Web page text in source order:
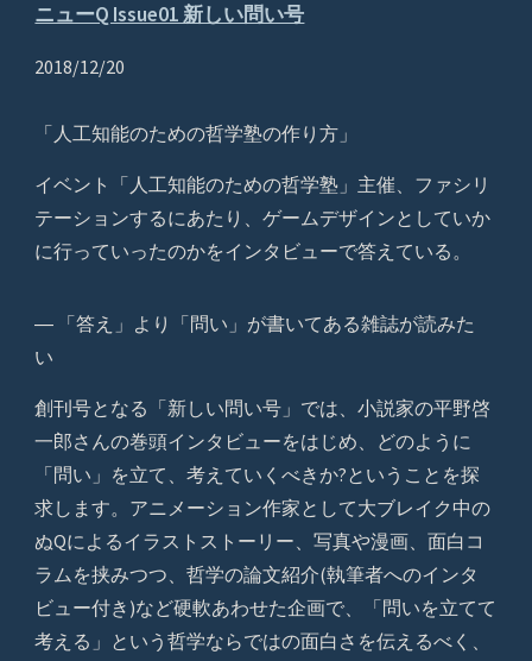
ニューQ Issue01 新しい問い号
2018/12/20
「人工知能のための哲学塾の作り方」
イベント「人工知能のための哲学塾」主催、ファシリ
テーションするにあたり、ゲームデザインとしていか
に行っていったのかをインタビューで答えている。
― 「答え」より「問い」が書いてある雑誌が読みた
い
創刊号となる「新しい問い号」では、小説家の平野啓
一郎さんの巻頭インタビューをはじめ、どのように
「問い」を立て、考えていくべきか?ということを探
求します。アニメーション作家として大ブレイク中の
ぬQによるイラストストーリー、写真や漫画、面白コ
ラムを挟みつつ、哲学の論文紹介(執筆者へのインタ
ビュー付き)など硬軟あわせた企画で、「問いを立てて
考える」という哲学ならではの面白さを伝えるべく、